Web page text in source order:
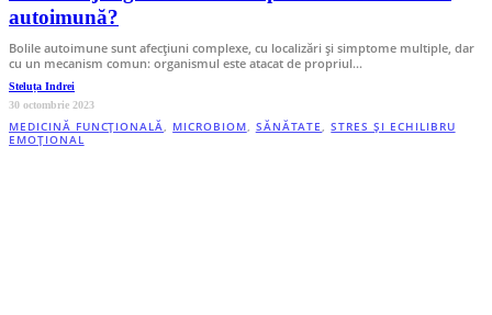
autoimună?
Bolile autoimune sunt afecțiuni complexe, cu localizări și simptome multiple, dar
cu un mecanism comun: organismul este atacat de propriul…
Steluța Indrei
30 octombrie 2023
MEDICINĂ FUNCȚIONALĂ, MICROBIOM, SĂNĂTATE,STRES ȘI ECHILIBRU
EMOȚIONAL